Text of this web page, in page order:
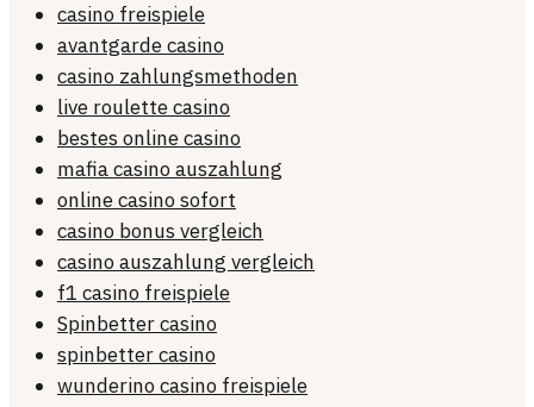
casino freispiele
avantgarde casino
casino zahlungsmethoden
live roulette casino
bestes online casino
mafia casino auszahlung
online casino sofort
casino bonus vergleich
casino auszahlung vergleich
f1 casino freispiele
Spinbetter casino
spinbetter casino
wunderino casino freispiele